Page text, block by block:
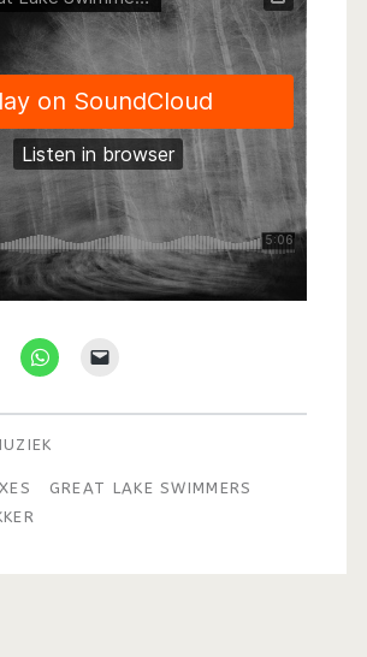
GREAT LAKE SWIMMERS